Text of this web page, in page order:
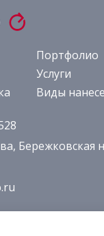
Портфолио
Услуги
Виды
Бережковская